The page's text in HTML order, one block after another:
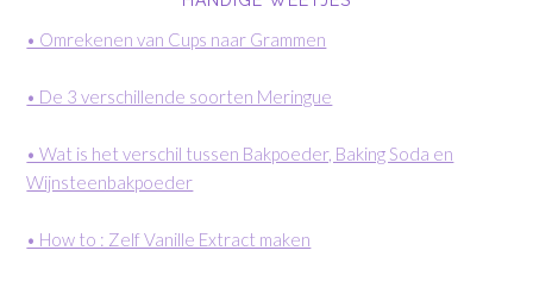
• Omrekenen van Cups naar Grammen
• De 3 verschillende soorten Meringue
• Wat is het verschil tussen Bakpoeder, Baking Soda en
Wijnsteenbakpoeder
• How to : Zelf Vanille Extract maken